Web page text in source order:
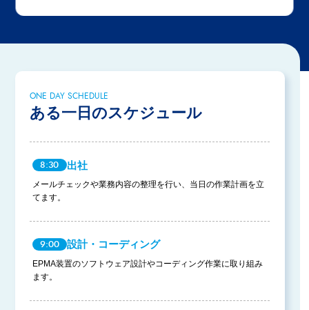
ONE DAY SCHEDULE
ある一日のスケジュール
8:30 出社
メールチェックや業務内容の整理を行い、当日の作業計画を立
てます。
9:00 設計・コーディング
EPMA装置のソフトウェア設計やコーディング作業に取り組み
ます。